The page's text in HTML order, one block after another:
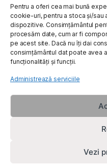
Pentru a oferi cea mai bună
cookie-uri, pentru a stoca și/
dispozitive. Consimțământul
procesăm date, cum ar fi
pe acest site. Dacă nu îți dai
consimțământul dat poate avea
funcționalități și funcții.
Administrează serviciile
Vezi
Customer Care
About Us